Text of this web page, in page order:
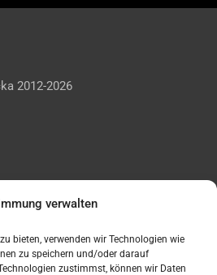
verwalten
bieten, verwenden wir Technologien wie
zu speichern und/oder darauf
zustimmst, können wir Daten
2012-2026
oglas